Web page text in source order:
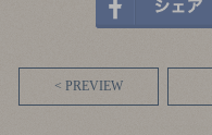
< PREVIEW